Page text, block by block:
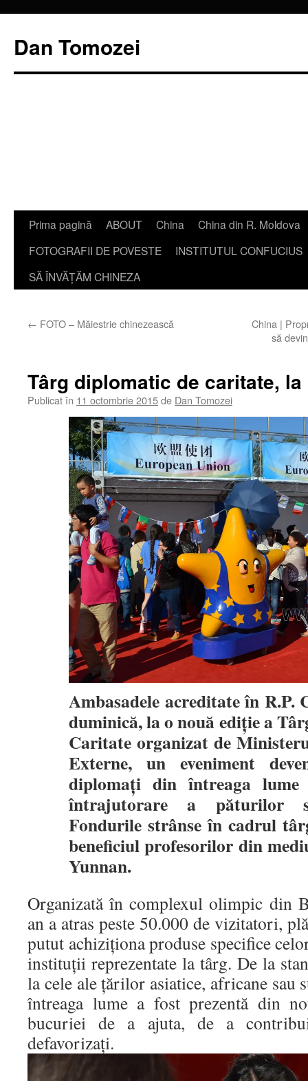
Dan Tomozei
Sari
conținut
Prima pagină ABOUT China
China din R. Moldova
FOTOGRAFII DE POVESTE
INSTITUTUL CONFUCIUS
SĂ ÎNVĂŢĂM CHINEZA
← FOTO – Măiestrie chinezească
China |
să
Târg diplomatic de caritate,
Publicat în 11 octombrie 2015de Dan Tomozei
Ambasadele acreditate în R.P.
duminică, la o nouă ediție a
Caritate organizat de
Externe, un eveniment
diplomați din întreaga lume
întrajutorare a păturilor
Fondurile strânse în cadrul
beneficiul profesorilor din
Yunnan.
Organizată în complexul olimpic din
an a atras peste 50.000 de vizitatori,
putut achiziționa produse specifice
instituții reprezentate la târg. De la
la cele ale țărilor asiatice, africane sau
întreaga lume a fost prezentă din
bucuriei de a ajuta, de a
defavorizați.